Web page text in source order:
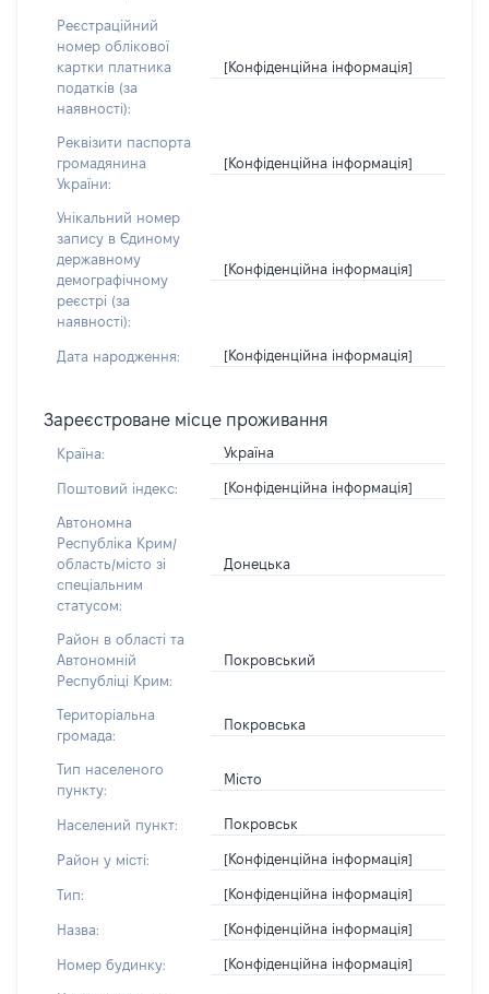
Реєстраційний
номер облікової
картки платника
податків (за
наявності):
[Конфіденційна інформація]
Реквізити паспорта
громадянина
України:
[Конфіденційна інформація]
Унікальний номер
запису в Єдиному
державному
демографічному
реєстрі (за
наявності):
[Конфіденційна інформація]
Дата народження: [Конфіденційна інформація]
Зареєстроване місце проживання
Країна: Україна
Поштовий індекс: [Конфіденційна інформація]
Автономна
Республіка Крим/
область/місто зі
спеціальним
статусом:
Донецька
Район в області та
Автономній
Республіці Крим:
Покровський
Територіальна
громада:
Покровська
Тип населеного
пункту:
Місто
Населений пункт: Покровськ
Район у місті: [Конфіденційна інформація]
Тип: [Конфіденційна інформація]
Назва: [Конфіденційна інформація]
Номер будинку: [Конфіденційна інформація]